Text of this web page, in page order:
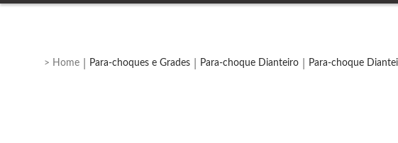
Para-choques e Grades Para-choque Dianteiro Para-choque